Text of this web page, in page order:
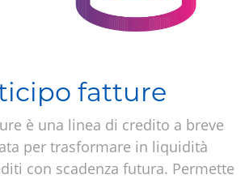
fatture
è una linea di credito a breve
per trasformare in liquidità
con scadenza futura. Permette